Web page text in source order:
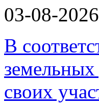
03-08-2026
В
своих